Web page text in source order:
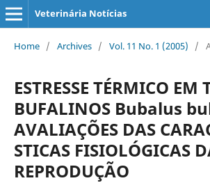
Veterinária Notícias
Home / Archives / Vol. 11 No. 1 (2005) /
ESTRESSE TÉRMICO EM
BUFALINOS Bubalus
AVALIAÇÕES DAS
STICAS FISIOLÓGICAS
REPRODUÇÃO